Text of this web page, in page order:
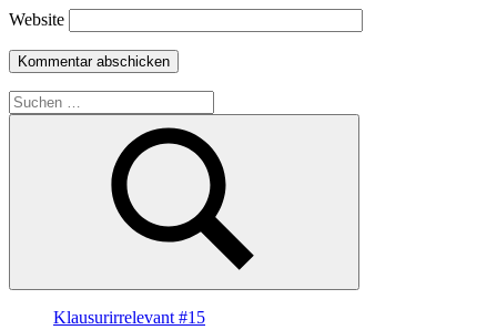
Website
Suche
nach:
Suchen
Klausurirrelevant #15